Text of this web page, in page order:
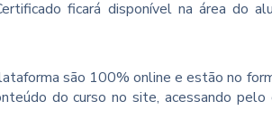
ficará disponível na área do
são 100% online e estão no
do curso no site, acessando pelo